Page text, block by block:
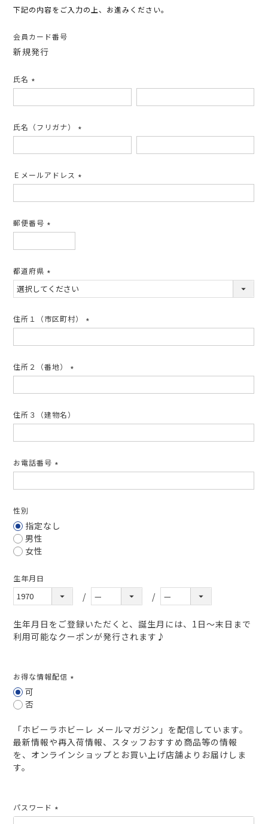
下記の内容をご入力の上、お進みください。
会員カード番号
新規発行
氏名
須)
氏名（フリガナ）
須)
Ｅメールアドレス
須)
郵便番号
須)
都道府県
(必
須)
住所１（市区町村）
須)
住所２（番地）
須)
住所３（建物名）
お電話番号
須)
性別
指定なし
男性
女性
生年月日
生年月日をご登録いただくと、誕生月には、1日～末日まで
利用可能なクーポンが発行されます♪
お得な情報配信
可
否
「ホビーラホビーレ メールマガジン」を配信しています。
最新情報や再入荷情報、スタッフおすすめ商品等の情報
を、オンラインショップとお買い上げ店舗よりお届けしま
す。
パスワード